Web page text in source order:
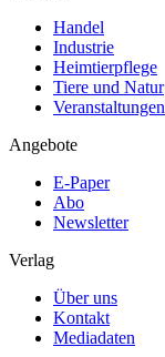
Handel
Industrie
Heimtierpflege
Tiere und Natur
Veranstaltungen
Angebote
E-Paper
Abo
Newsletter
Verlag
Über uns
Kontakt
Mediadaten